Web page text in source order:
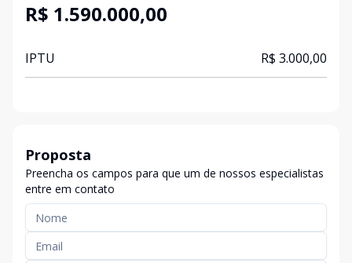
R$ 1.590.000,00
IPTU R$ 3.000,00
Proposta
Preencha os campos para que um de nossos especialistas
entre em contato